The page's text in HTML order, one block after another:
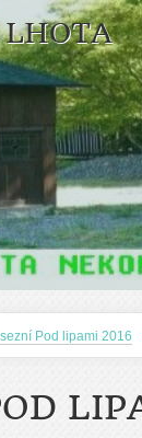
Pod lipami 2016